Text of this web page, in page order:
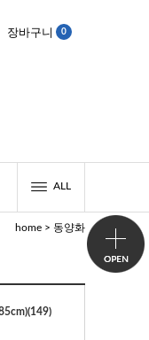
장바구니 0
ALL
home > 동양화
(149)